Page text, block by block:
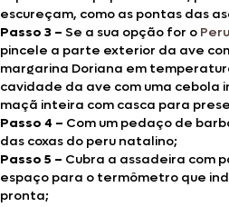
escureçam, como as pontas das
Passo 3 – Se a sua opção for o
pincele a parte exterior da ave
margarina Doriana em
cavidade da ave com uma cebola
maçã inteira com casca para
Passo 4 – Com um pedaço de
das coxas do peru natalino;
Passo 5 – Cubra a assadeira com
espaço para o termômetro que
pronta;